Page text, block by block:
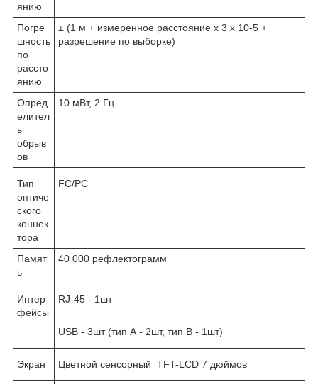
янию
Погре
шность
по
рассто
янию
± (1 м + измеренное расстояние х 3 х 10-5 +
разрешение по выборке)
Опред
елител
ь
обрыв
ов
10 мВт, 2 Гц
Тип
оптиче
ского
коннек
тора
FC/PC
Памят
ь
40 000 рефлектограмм
Интер
фейсы
RJ-45 - 1шт
USB - 3шт (тип А - 2шт, тип B - 1шт)
Экран Цветной сенсорный TFT-LCD 7 дюймов